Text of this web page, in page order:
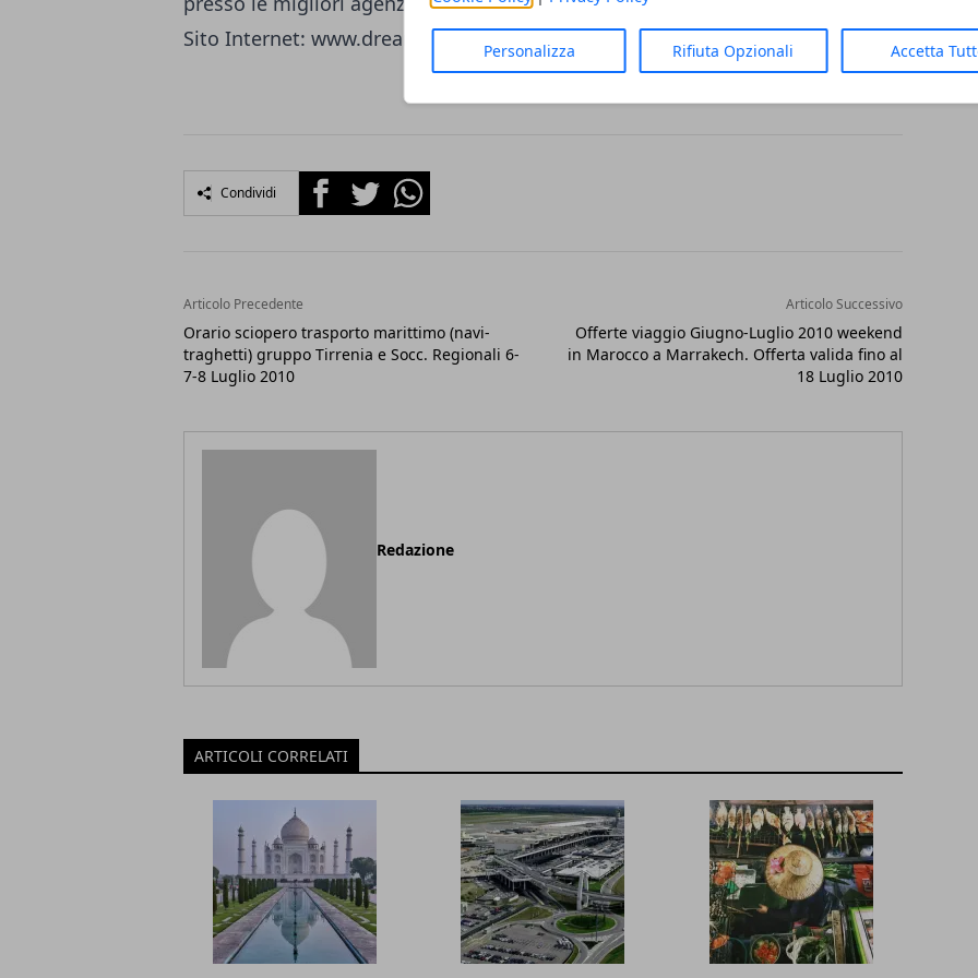
Personalizza Rifiuta Opzionali Accetta
Sito Internet: www.dreamlandtour.com
Condividi FacebookTwitterWhatsapp
Articolo Precedente
Orario sciopero trasporto marittimo (navi-
traghetti) gruppo Tirrenia e Socc. Regionali 6-
7-8 Luglio 2010
Articolo Successivo
Offerte viaggio Giugno-Luglio 2010 weekend
in Marocco a Marrakech. Offerta valida fino al
18 Luglio 2010
Redazione
ARTICOLI CORRELATI